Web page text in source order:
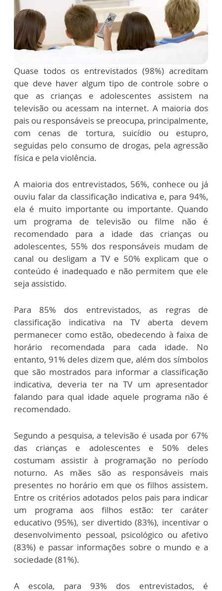
Quase todos os entrevistados (98%) acreditam
que deve haver algum tipo de controle sobre o
que as crianças e adolescentes assistem na
televisão ou acessam na internet. A maioria dos
pais ou responsáveis se preocupa, principalmente,
com cenas de tortura, suicídio ou estupro,
seguidas pelo consumo de drogas, pela agressão
física e pela violência.
A maioria dos entrevistados, 56%, conhece ou já
ouviu falar da classificação indicativa e, para 94%,
ela é muito importante ou importante. Quando
um programa de televisão ou filme não é
recomendado para a idade das crianças ou
adolescentes, 55% dos responsáveis mudam de
canal ou desligam a TV e 50% explicam que o
conteúdo é inadequado e não permitem que ele
seja assistido.
Para 85% dos entrevistados, as regras de
classificação indicativa na TV aberta devem
permanecer como estão, obedecendo à faixa de
horário recomendada para cada idade. No
entanto, 91% deles dizem que, além dos símbolos
que são mostrados para informar a classificação
indicativa, deveria ter na TV um apresentador
falando para qual idade aquele programa não é
recomendado.
Segundo a pesquisa, a televisão é usada por 67%
das crianças e adolescentes e 50% deles
costumam assistir à programação no período
noturno. As mães são as responsáveis mais
presentes no horário em que os filhos assistem.
Entre os critérios adotados pelos pais para indicar
um programa aos filhos estão: ter caráter
educativo (95%), ser divertido (83%), incentivar o
desenvolvimento pessoal, psicológico ou afetivo
(83%) e passar informações sobre o mundo e a
sociedade (81%).
A escola, para 93% dos entrevistados, é